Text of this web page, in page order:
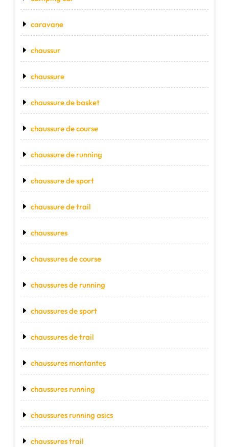
caravane
chaussur
chaussure
chaussure de basket
chaussure de course
chaussure de running
chaussure de sport
chaussure de trail
chaussures
chaussures de course
chaussures de running
chaussures de sport
chaussures de trail
chaussures montantes
chaussures running
chaussures running asics
chaussures trail